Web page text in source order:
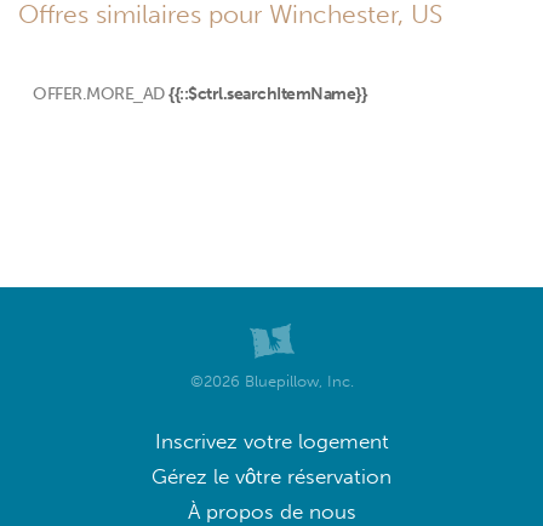
Offres similaires pour Winchester, US
OFFER.MORE_AD {{::$ctrl.searchItemName}}
©2026 Bluepillow, Inc.
Inscrivez votre logement
Gérez le vôtre réservation
À propos de nous